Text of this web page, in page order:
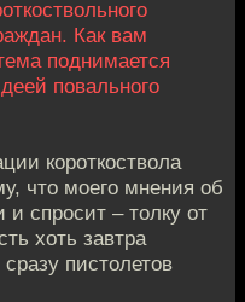
Как вам
поднимается
повального
короткоствола
что моего мнения об
и спросит – толку от
хоть завтра
пистолетов